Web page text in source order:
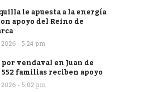
le apuesta a la energía
apoyo del Reino de
- 5:24 pm
vendaval en Juan de
familias reciben apoyo
- 5:02 pm